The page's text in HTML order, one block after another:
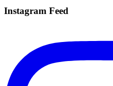
Instagram Feed